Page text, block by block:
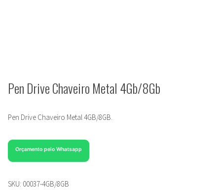
Pen Drive Chaveiro Metal 4Gb/8Gb
Pen Drive Chaveiro Metal 4GB/8GB.
Orçamento pelo Whatsapp
SKU: 00037-4GB/8GB